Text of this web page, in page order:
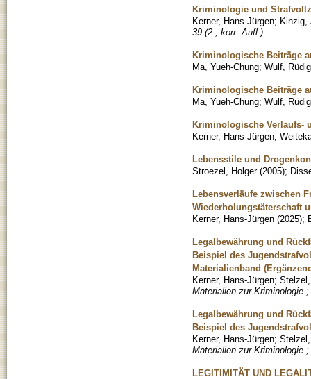
Kriminologie und
Kerner, Hans-Jürgen; Kinzig,
39 (2., korr. Aufl.)
Kriminologische Beiträge
Ma, Yueh-Chung; Wulf,
Kriminologische Beiträge
Ma, Yueh-Chung; Wulf,
Kriminologische Verlaufs-
Kerner, Hans-Jürgen;
Lebensstile und
Stroezel, Holger (2005);
Lebensverläufe zwischen
Wiederholungstäterschaft
Kerner, Hans-Jürgen (2025);
Legalbewährung und
Beispiel des
Materialienband
Kerner, Hans-Jürgen;
Materialien zur Kriminologie ;
Legalbewährung und
Beispiel des
Kerner, Hans-Jürgen;
Materialien zur Kriminologie ;
LEGITIMITÄT UND